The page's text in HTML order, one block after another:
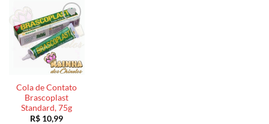
Cola de Contato
Brascoplast
Standard, 75g
R$ 10,99